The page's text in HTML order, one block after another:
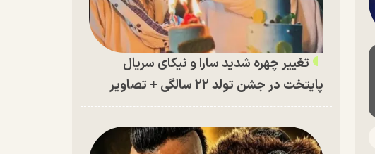
تغییر چهره شدید سارا و نیکای سریال
پایتخت در جشن تولد ۲۲ سالگی + تصاویر